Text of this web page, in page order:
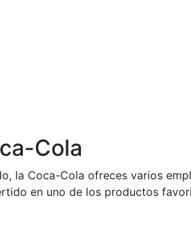
Cola
la Coca-Cola ofreces varios
en uno de los productos